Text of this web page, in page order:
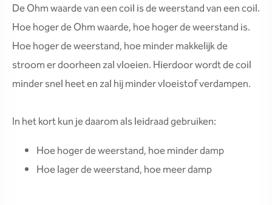
De Ohm waarde van een coil is de weerstand van een coil.
Hoe hoger de Ohm waarde, hoe hoger de weerstand is.
Hoe hoger de weerstand, hoe minder makkelijk de
stroom er doorheen zal vloeien. Hierdoor wordt de coil
minder snel heet en zal hij minder vloeistof verdampen.
In het kort kun je daarom als leidraad gebruiken:
Hoe hoger de weerstand, hoe minder damp
Hoe lager de weerstand, hoe meer damp